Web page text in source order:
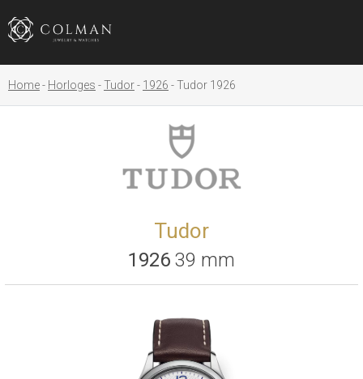
Home Horloges Tudor 1926 Tudor 1926
Tudor
1926 39 mm